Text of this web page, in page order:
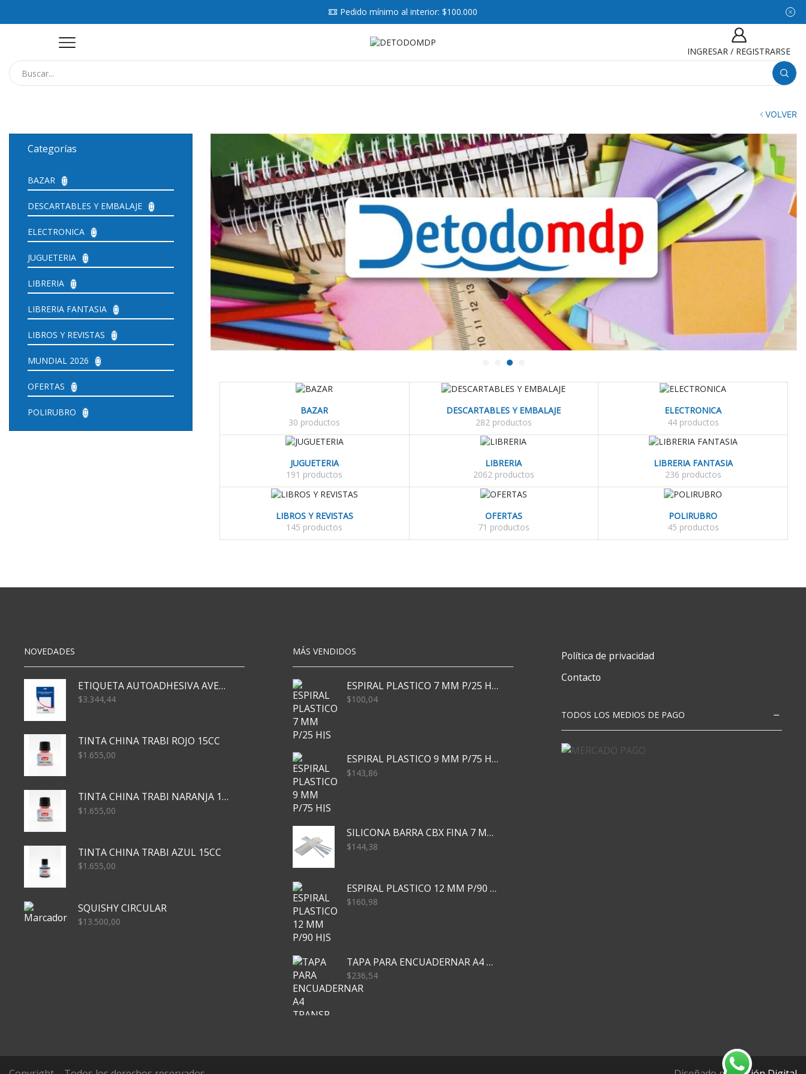
Pedido mínimo al interior: $100.000
INGRESAR / REGISTRARSE
VOLVER
BAZAR
30 productos
DESCARTABLES Y EMBALAJE
282 productos
ELECTRONICA
44 productos
JUGUETERIA
191 productos
LIBRERIA
2062 productos
LIBRERIA FANTASIA
236 productos
LIBROS Y REVISTAS
145 productos
OFERTAS
71 productos
POLIRUBRO
45 productos
Categorías
BAZAR
DESCARTABLES Y EMBALAJE
ELECTRONICA
JUGUETERIA
LIBRERIA
LIBRERIA FANTASIA
LIBROS Y REVISTAS
MUNDIAL 2026
OFERTAS
POLIRUBRO
NOVEDADES
ETIQUETA AUTOADHESIVA AVERY 3026 30H 20 X 70
$3.344,44
TINTA CHINA TRABI ROJO 15CC
$1.655,00
TINTA CHINA TRABI NARANJA 15CC
$1.655,00
TINTA CHINA TRABI AZUL 15CC
$1.655,00
SQUISHY CIRCULAR
$13.500,00
MÁS VENDIDOS
ESPIRAL PLASTICO 7 MM P/25 HJS X50x3000
$100,04
ESPIRAL PLASTICO 9 MM P/75 HJS X50X2400
$143,86
SILICONA BARRA CBX FINA 7 MM 28 CM
$144,38
ESPIRAL PLASTICO 12 MM P/90 HJS X50X1500
$160,98
TAPA PARA ENCUADERNAR A4 TRANSP x50x500
$236,54
Política de privacidad
Contacto
TODOS LOS MEDIOS DE PAGO